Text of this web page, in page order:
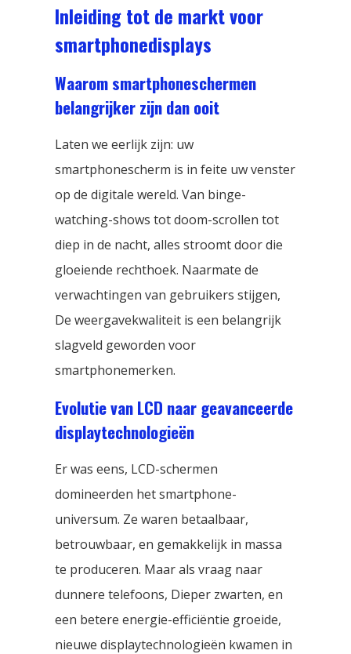
Inleiding tot de markt voor
smartphonedisplays
Waarom smartphoneschermen
belangrijker zijn dan ooit
Laten we eerlijk zijn: uw
smartphonescherm is in feite uw venster
op de digitale wereld. Van binge-
watching-shows tot doom-scrollen tot
diep in de nacht, alles stroomt door die
gloeiende rechthoek. Naarmate de
verwachtingen van gebruikers stijgen,
De weergavekwaliteit is een belangrijk
slagveld geworden voor
smartphonemerken.
Evolutie van LCD naar geavanceerde
displaytechnologieën
Er was eens, LCD-schermen
domineerden het smartphone-
universum. Ze waren betaalbaar,
betrouwbaar, en gemakkelijk in massa
te produceren. Maar als vraag naar
dunnere telefoons, Dieper zwarten, en
een betere energie-efficiëntie groeide,
nieuwe displaytechnologieën kwamen in